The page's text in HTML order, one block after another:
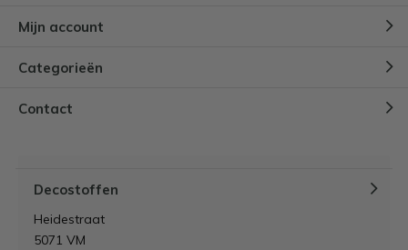
Mijn account
Categorieën
Contact
Decostoffen
Heidestraat
5071 VM